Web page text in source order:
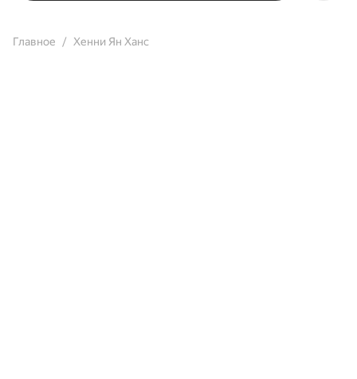
Главное Хенни Ян Ханс